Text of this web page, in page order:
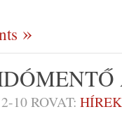
10ROVAT: